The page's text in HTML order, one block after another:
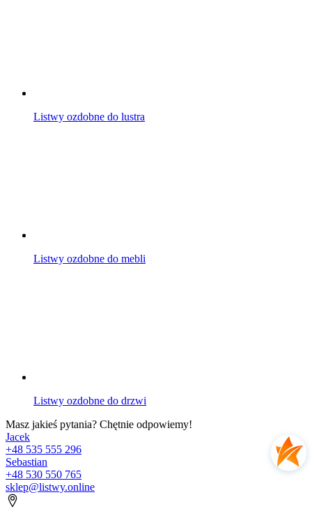
Listwy ozdobne do lustra
Listwy ozdobne do mebli
Listwy ozdobne do drzwi
Masz jakieś pytania? Chętnie odpowiemy!
Jacek
+48 535 555 296
Sebastian
+48 530 550 765
sklep@listwy.online